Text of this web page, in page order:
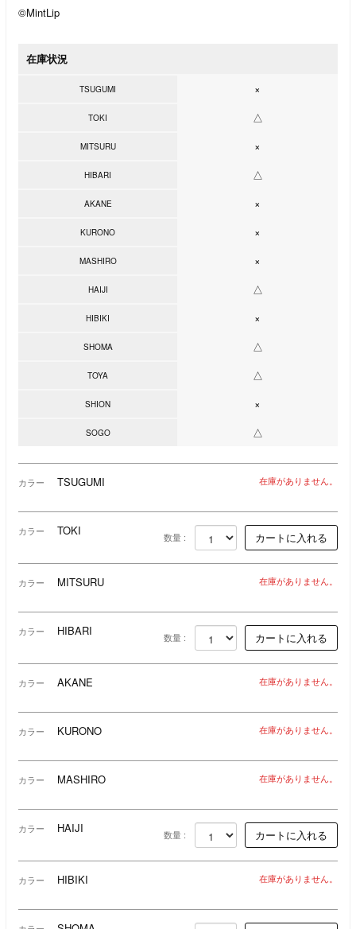
©MintLip
在庫状況
TSUGUMI ×
TOKI △
MITSURU ×
HIBARI △
AKANE ×
KURONO ×
MASHIRO ×
HAIJI △
HIBIKI ×
SHOMA △
TOYA △
SHION ×
SOGO △
カラー TSUGUMI 在庫がありません。
カラー TOKI 数量 :
カラー MITSURU 在庫がありません。
カラー HIBARI 数量 :
カラー AKANE 在庫がありません。
カラー KURONO 在庫がありません。
カラー MASHIRO 在庫がありません。
カラー HAIJI 数量 :
カラー HIBIKI 在庫がありません。